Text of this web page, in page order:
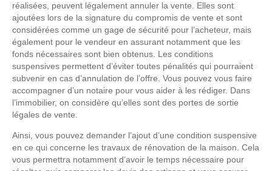
réalisées, peuvent légalement annuler la vente. Elles sont
ajoutées lors de la signature du compromis de vente et sont
considérées comme un gage de sécurité pour l’acheteur, mais
également pour le vendeur en assurant notamment que les
fonds nécessaires sont bien obtenus. Les conditions
suspensives permettent d’éviter toutes pénalités qui pourraient
subvenir en cas d’annulation de l’offre. Vous pouvez vous faire
accompagner d’un notaire pour vous aider à les rédiger. Dans
l’immobilier, on considère qu’elles sont des portes de sortie
légales de vente.
Ainsi, vous pouvez demander l’ajout d’une condition suspensive
en ce qui concerne les travaux de rénovation de la maison. Cela
vous permettra notamment d’avoir le temps nécessaire pour